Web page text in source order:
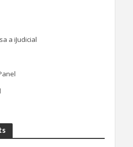
a iJudicial